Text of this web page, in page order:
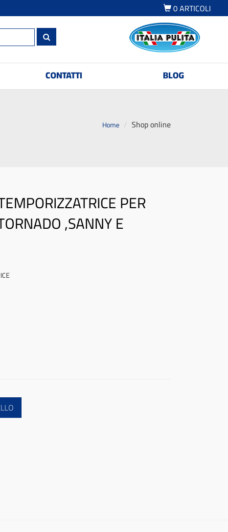
0ARTICOLI
CONTATTI BLOG
Home Shop online
PER
,SANNY E